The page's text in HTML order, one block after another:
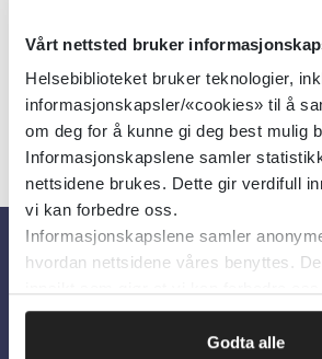
Vårt nettsted bruker
Helsebiblioteket bruker teknologier,
informasjonskapsler/«cookies» til å
om deg for å kunne gi deg best mulig
Informasjonskapslene samler
nettsidene brukes. Dette gir verdifull
vi kan forbedre oss.
Informasjonskapslene samler
hvordan nettsidene våres benyttes.
Godta alle
Om Helsebiblioteket